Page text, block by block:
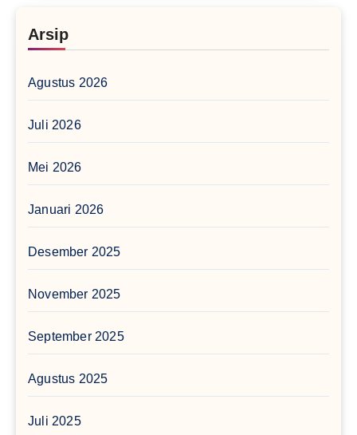
Arsip
Agustus 2026
Juli 2026
Mei 2026
Januari 2026
Desember 2025
November 2025
September 2025
Agustus 2025
Juli 2025